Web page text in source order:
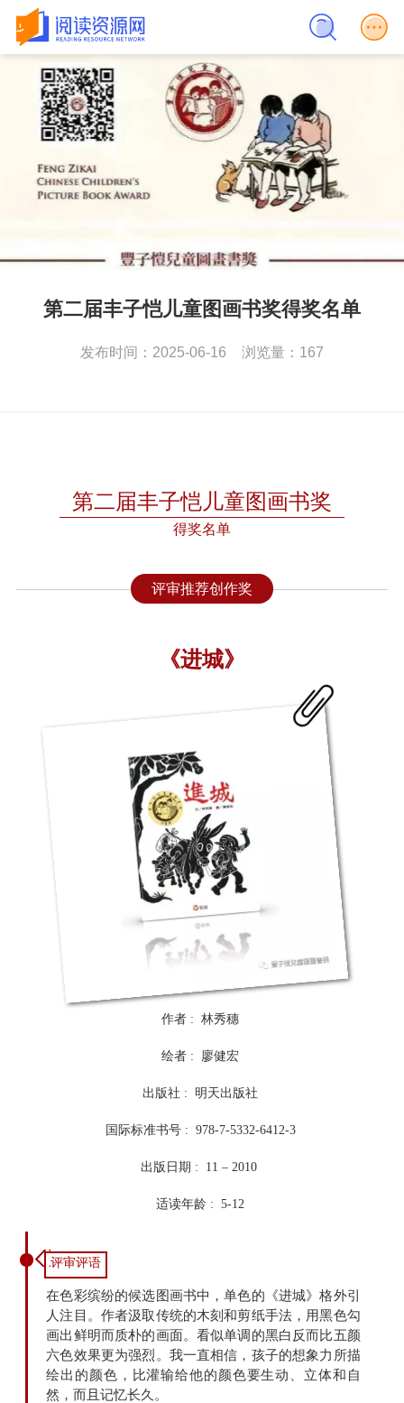
第二届丰子恺儿童图画书奖得奖名单
发布时间：2025-06-16 浏览量：167
第二届丰子恺儿童图画书奖
得奖名单
评审推荐创作奖
《进城》
作者 : 林秀穗
绘者 : 廖健宏
出版社 : 明天出版社
国际标准书号 : 978-7-5332-6412-3
出版日期 : 11 – 2010
适读年龄 : 5-12
评审评语
在色彩缤纷的候选图画书中，单色的《进城》格外引
人注目。作者汲取传统的木刻和剪纸手法，用黑色勾
画出鲜明而质朴的画面。看似单调的黑白反而比五颜
六色效果更为强烈。我一直相信，孩子的想象力所描
绘出的颜色，比灌输给他的颜色要生动、立体和自
然，而且记忆长久。